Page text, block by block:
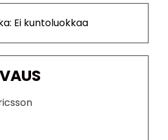
Ei kuntoluokkaa